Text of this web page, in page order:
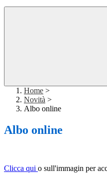
Home >
Novità >
Albo online
Albo online
Clicca qui o sull'immagin per